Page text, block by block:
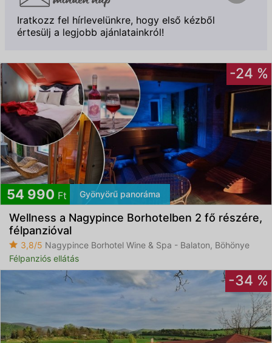
Iratkozz fel hírlevelünkre, hogy első kézből
értesülj a legjobb ajánlatainkról!
Feliratkozom
Elfogadom azÁSZF-et és azAdatvédelmi
-24 %
54 990 Ft Gyönyörű panoráma
Wellness a Nagypince Borhotelben 2 fő részére,
félpanzióval
3,8/5 Nagypince Borhotel Wine & Spa - Balaton, Böhönye
Félpanziós ellátás
-34 %